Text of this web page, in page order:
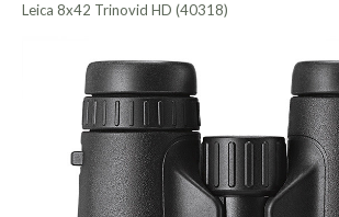
Leica 8x42 Trinovid HD (40318)